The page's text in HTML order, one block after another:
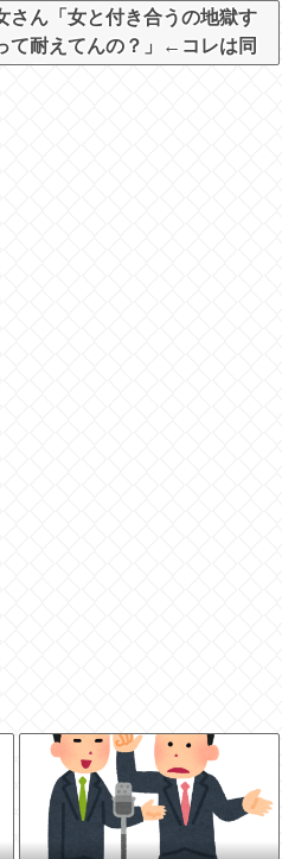
さん「女と付き合うの地獄す
て耐えてんの？」←コレは同